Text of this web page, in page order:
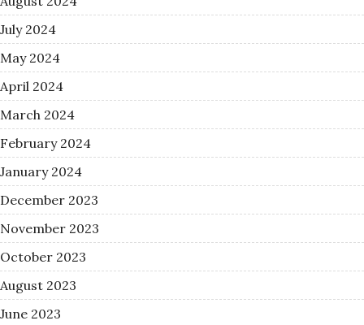
July 2024
May 2024
April 2024
March 2024
February 2024
January 2024
December 2023
November 2023
October 2023
August 2023
June 2023